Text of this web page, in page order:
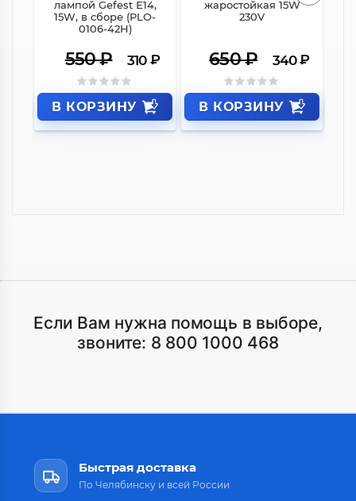
лампой Gefest Е14,
15W, в сборе (PLO-
0106-42H)
550₽ 310 ₽
В КОРЗИНУ
жаростойкая 15W
230V
650₽ 340 ₽
В КОРЗИНУ
Если Вам нужна помощь в выборе,
звоните: 8 800 1000 468
Быстрая доставка
По Челябинску и всей России